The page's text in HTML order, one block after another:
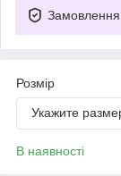
Замовлення
Розмір
Укажите
В наявності